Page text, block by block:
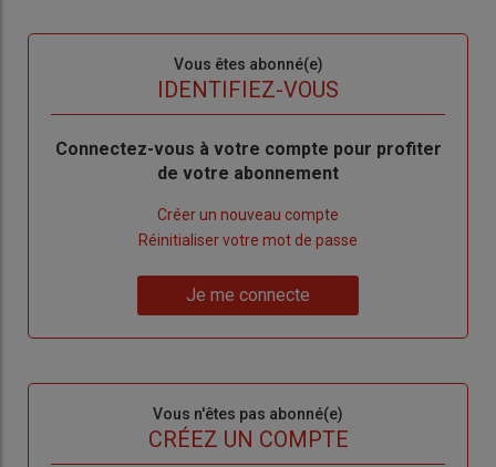
Vous êtes abonné(e)
IDENTIFIEZ-VOUS
Body
Connectez-vous à votre compte pour profiter
de votre abonnement
Créer un nouveau compte
de
Réinitialiser votre mot de passe
me
Je me connecte
Vous n'êtes pas abonné(e)
CRÉEZ UN COMPTE